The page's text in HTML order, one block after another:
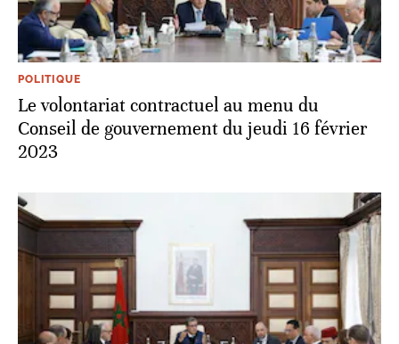
POLITIQUE
Le volontariat contractuel au menu du
Conseil de gouvernement du jeudi 16 février
2023